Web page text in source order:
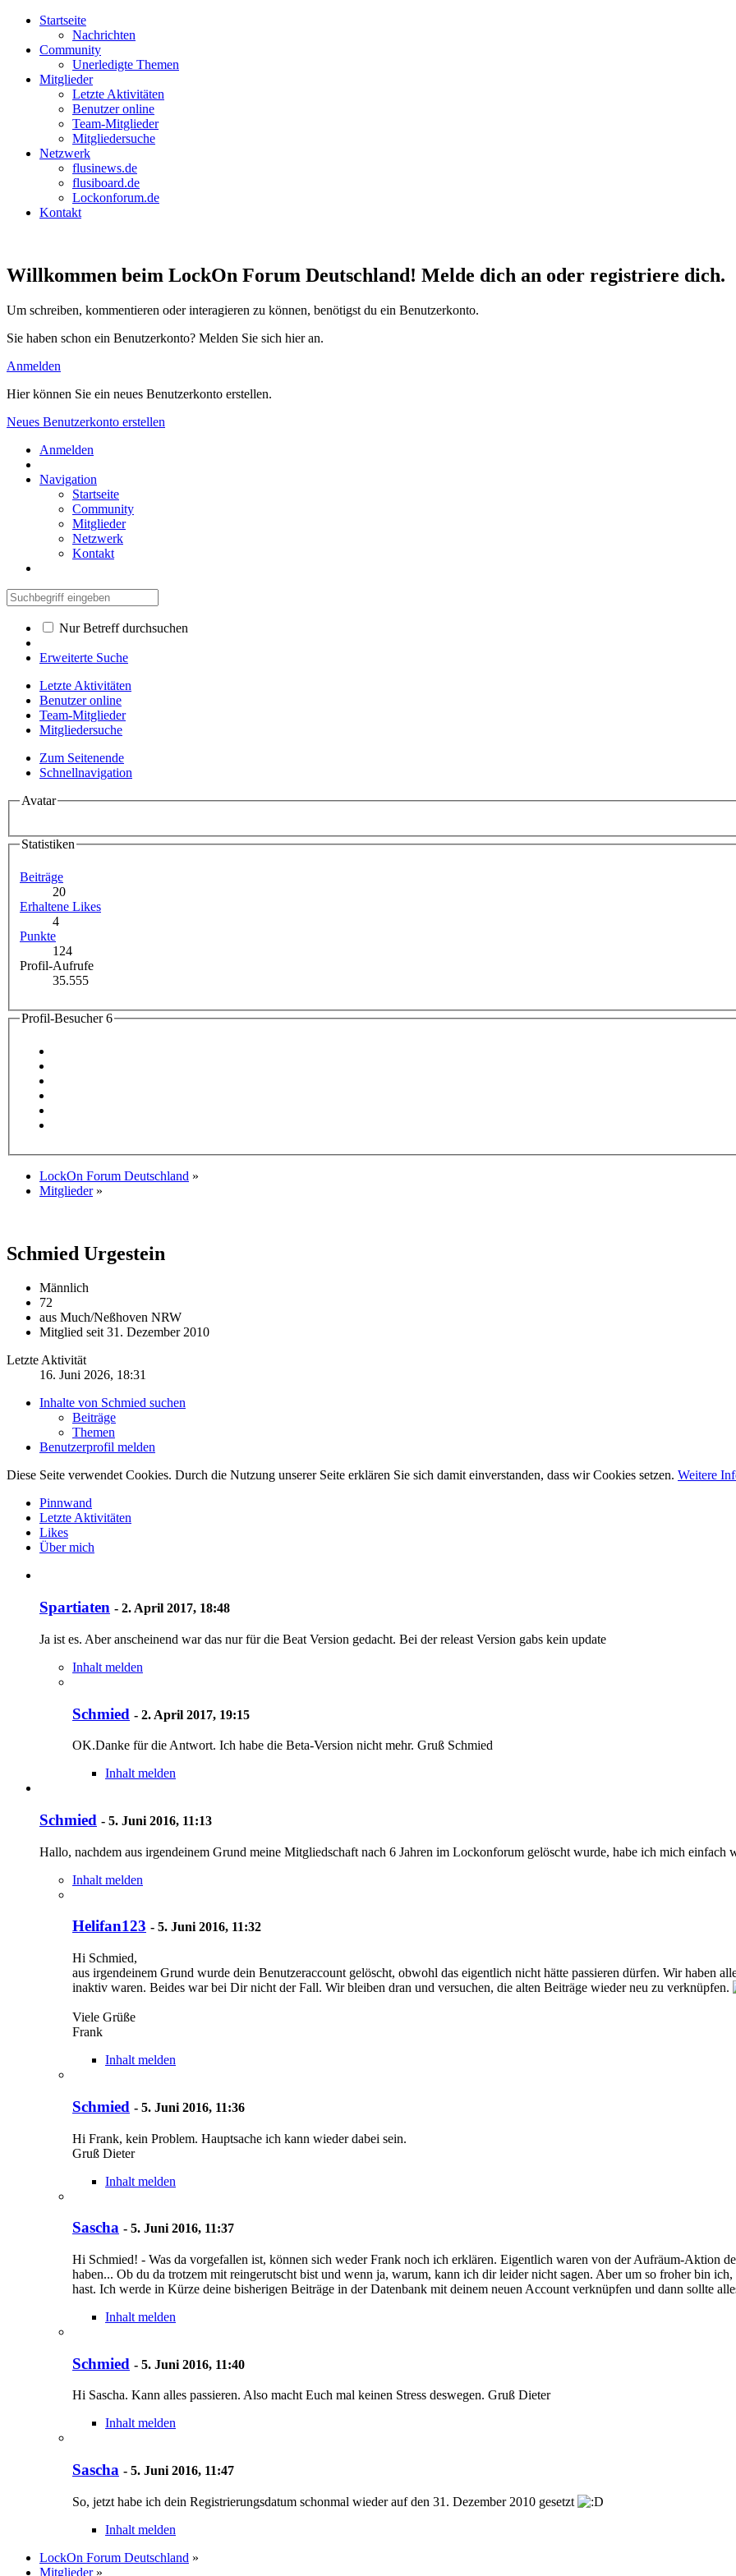
Startseite
Nachrichten
Community
Unerledigte Themen
Mitglieder
Letzte Aktivitäten
Benutzer online
Team-Mitglieder
Mitgliedersuche
Netzwerk
flusinews.de
flusiboard.de
Lockonforum.de
Kontakt
Willkommen beim LockOn Forum Deutschland! Melde dich an oder registriere dich.
Um schreiben, kommentieren oder interagieren zu können, benötigst du ein Benutzerkonto.
Sie haben schon ein Benutzerkonto? Melden Sie sich hier an.
Anmelden
Hier können Sie ein neues Benutzerkonto erstellen.
Neues Benutzerkonto erstellen
Anmelden
Navigation
Startseite
Community
Mitglieder
Netzwerk
Kontakt
Nur Betreff durchsuchen
Erweiterte Suche
Letzte Aktivitäten
Benutzer online
Team-Mitglieder
Mitgliedersuche
Zum Seitenende
Schnellnavigation
Avatar
Statistiken
Beiträge
20
Erhaltene Likes
4
Punkte
124
Profil-Aufrufe
35.555
Profil-Besucher6
LockOn Forum Deutschland »
Mitglieder »
Schmied Urgestein
Männlich
72
aus Much/Neßhoven NRW
Mitglied seit 31. Dezember 2010
Letzte Aktivität
16. Juni 2026, 18:31
Inhalte von Schmied suchen
Beiträge
Themen
Benutzerprofil melden
Diese Seite verwendet Cookies. Durch die Nutzung unserer Seite erklären Sie sich damit einverstanden, dass wir Cookies setzen. Weitere
Pinnwand
Letzte Aktivitäten
Likes
Über mich
Spartiaten - 2. April 2017, 18:48
Ja ist es. Aber anscheinend war das nur für die Beat Version gedacht. Bei der releast Version gabs kein update
Inhalt melden
Schmied - 2. April 2017, 19:15
OK.Danke für die Antwort. Ich habe die Beta-Version nicht mehr. Gruß Schmied
Inhalt melden
Schmied - 5. Juni 2016, 11:13
Hallo, nachdem aus irgendeinem Grund meine Mitgliedschaft nach 6 Jahren im Lockonforum gelöscht wurde, habe ich mich einfach
Inhalt melden
Helifan123 - 5. Juni 2016, 11:32
Hi Schmied,
aus irgendeinem Grund wurde dein Benutzeraccount gelöscht, obwohl das eigentlich nicht hätte passieren dürfen. Wir haben
inaktiv waren. Beides war bei Dir nicht der Fall. Wir bleiben dran und versuchen, die alten Beiträge wieder neu zu verknüpfen.
Viele Grüße
Frank
Inhalt melden
Schmied - 5. Juni 2016, 11:36
Hi Frank, kein Problem. Hauptsache ich kann wieder dabei sein.
Gruß Dieter
Inhalt melden
Sascha - 5. Juni 2016, 11:37
Hi Schmied! - Was da vorgefallen ist, können sich weder Frank noch ich erklären. Eigentlich waren von der Aufräum-Aktion
haben... Ob du da trotzem mit reingerutscht bist und wenn ja, warum, kann ich dir leider nicht sagen. Aber um so froher bin
hast. Ich werde in Kürze deine bisherigen Beiträge in der Datenbank mit deinem neuen Account verknüpfen und dann sollte
Inhalt melden
Schmied - 5. Juni 2016, 11:40
Hi Sascha. Kann alles passieren. Also macht Euch mal keinen Stress deswegen. Gruß Dieter
Inhalt melden
Sascha - 5. Juni 2016, 11:47
So, jetzt habe ich dein Registrierungsdatum schonmal wieder auf den 31. Dezember 2010 gesetzt
Inhalt melden
LockOn Forum Deutschland »
Mitglieder »